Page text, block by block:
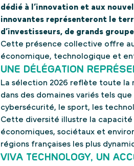
dédié à l’innovation et aux
innovantes représenteront le
d’investisseurs, de grands
Cette présence collective offre
économique, technologique et
UNE DÉLÉGATION
La sélection 2026 reflète toute la
dans des domaines variés tels
cybersécurité, le sport, les
Cette diversité illustre la capacité
économiques, sociétaux et
régions françaises les plus
VIVA TECHNOLOGY, UN